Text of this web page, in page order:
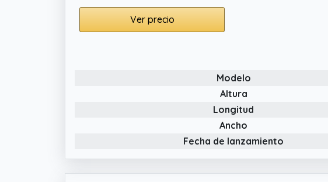
Ver precio
Modelo
Altura
Longitud
Ancho
Fecha de lanzamiento